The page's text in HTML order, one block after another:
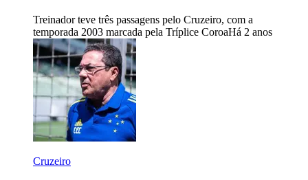
Treinador teve três passagens pelo Cruzeiro, com a
temporada 2003 marcada pela Tríplice CoroaHá 2 anos
Cruzeiro